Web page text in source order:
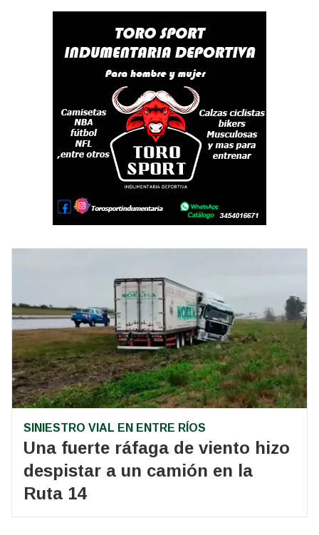
SINIESTRO VIAL EN ENTRE RÍOS
Una fuerte ráfaga de viento hizo
despistar a un camión en la
Ruta 14